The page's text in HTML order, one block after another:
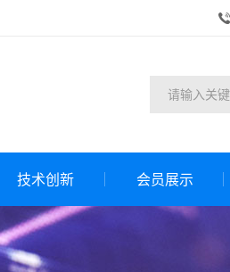
技术创新 会员展示